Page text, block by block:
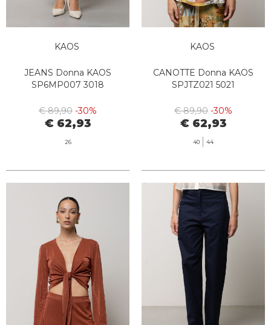
KAOS
JEANS Donna KAOS
SP6MP007 3018
€ 89,90 -30%
€ 62,93
26
KAOS
CANOTTE Donna KAOS
SPJTZ021 5021
€ 89,90 -30%
€ 62,93
40 44